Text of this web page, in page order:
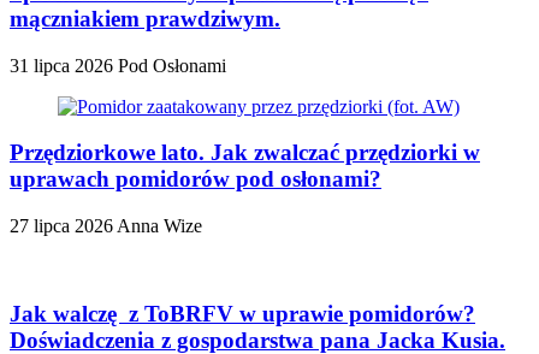
mączniakiem prawdziwym.
31 lipca 2026 Pod Osłonami
Przędziorkowe lato. Jak zwalczać przędziorki w
uprawach pomidorów pod osłonami?
27 lipca 2026 Anna Wize
Jak walczę z ToBRFV w uprawie pomidorów?
Doświadczenia z gospodarstwa pana Jacka Kusia.